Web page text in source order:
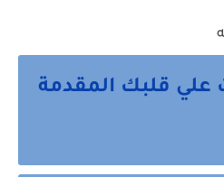
علي قلبك المقدمة